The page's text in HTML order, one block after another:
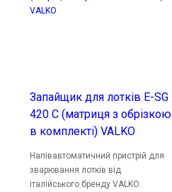
Запайщик для лотків E-SG
420 C (матриця з обрізкою
в комплекті) VALKO
Напівавтоматичний пристрій для
зварювання лотків від
італійського бренду VALKО.